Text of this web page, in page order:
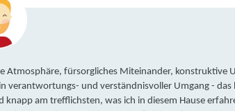
Atmosphäre, fürsorgliches Miteinander, konstruktive
verantwortungs- und verständnisvoller Umgang - das
knapp am trefflichsten, was ich in diesem Hause